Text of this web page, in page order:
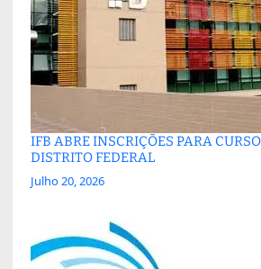
IFB ABRE INSCRIÇÕES PARA
DISTRITO FEDERAL
Julho 20, 2026